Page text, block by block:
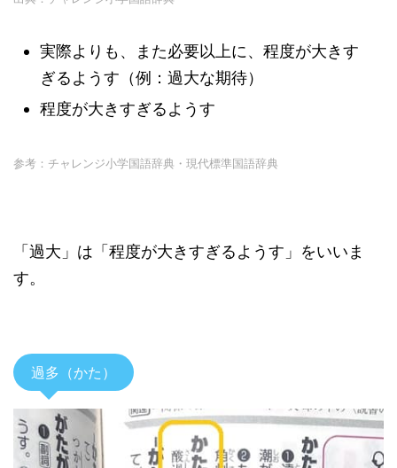
実際よりも、また必要以上に、程度が大きす
ぎるようす（例：過大な期待）
程度が大きすぎるようす
参考：チャレンジ小学国語辞典・現代標準国語辞典
「過大」は「程度が大きすぎるようす」をいいま
す。
過多（かた）